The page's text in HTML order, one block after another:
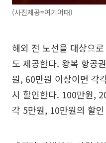
(사진제공=여기어때)
해외 전 노선을 대상으
도 제공한다. 왕복 항공
원, 60만원 이상이면 각
시 할인한다. 100만원,
각 5만원, 10만원의 할